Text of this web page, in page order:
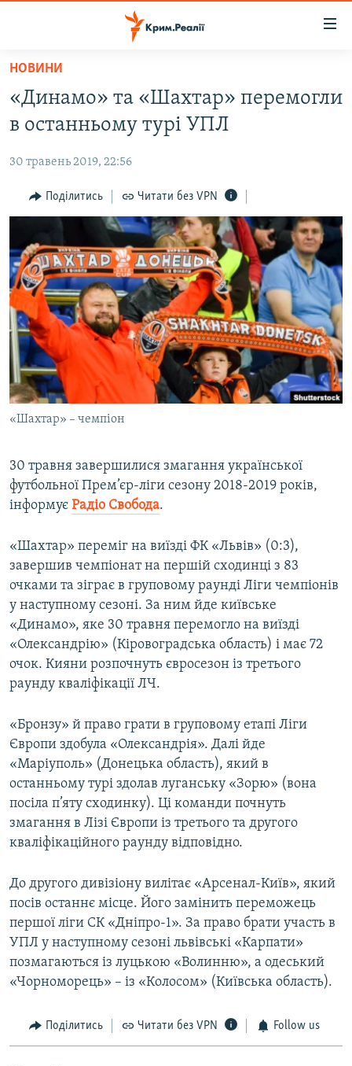
Перейти
основного
матеріалу
до
навігації
Перейти
пошуку
ВОДА.КРИМ
ПОЛІТИКА
БЛОГИ
ПОГЛЯД
ІНТЕРВ'Ю
ВСЕ ЗА ДЕНЬ
СПЕЦПРОЕКТИ
ДЕПОРТАЦІЯ
ВІДЕОУРОКИ «ELIFBE»
СВІДЧЕННЯ ОКУПАЦІЇ
УКРАЇНСЬКА ПРОБЛЕМА КРИМУ
ЯК ОБІЙТИ БЛОКУВАННЯ
Русский
Qırımtatar
НОВИНИ
«Динамо» та «Шахтар» перемогли
в останньому турі УПЛ
30 травень 2019, 22:56
Поділитись Читати без VPN
«Шахтар» – чемпіон
30 травня завершилися змагання української
футбольної Прем’єр-ліги сезону 2018-2019 років,
інформує Радіо Свобода.
«Шахтар» переміг на виїзді ФК «Львів» (0:3),
завершив чемпіонат на першій сходинці з 83
очками та зіграє в груповому раунді Ліги чемпіонів
у наступному сезоні. За ним йде київське
«Динамо», яке 30 травня перемогло на виїзді
«Олександрію» (Кіровоградська область) і має 72
очок. Кияни розпочнуть євросезон із третього
раунду кваліфікації ЛЧ.
«Бронзу» й право грати в груповому етапі Ліги
Європи здобула «Олександрія». Далі йде
«Маріуполь» (Донецька область), який в
останньому турі здолав луганську «Зорю» (вона
посіла п’яту сходинку). Ці команди почнуть
змагання в Лізі Європи із третього та другого
кваліфікаційного раунду відповідно.
До другого дивізіону вилітає «Арсенал-Київ», який
посів останнє місце. Його замінить переможець
першої ліги СК «Дніпро-1». За право брати участь в
УПЛ у наступному сезоні львівські «Карпати»
позмагаються із луцькою «Волинню», а одеський
«Чорноморець» – із «Колосом» (Київська область).
Поділитись Читати без VPN Follow us